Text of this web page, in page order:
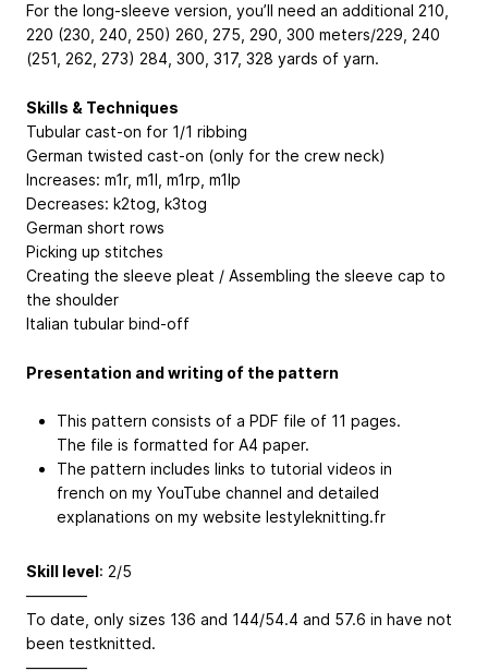
For the long-sleeve version, you’ll need an additional 210,
220 (230, 240, 250) 260, 275, 290, 300 meters/229, 240
(251, 262, 273) 284, 300, 317, 328 yards of yarn.
Skills & Techniques
Tubular cast-on for 1/1 ribbing
German twisted cast-on (only for the crew neck)
Increases: m1r, m1l, m1rp, m1lp
Decreases: k2tog, k3tog
German short rows
Picking up stitches
Creating the sleeve pleat / Assembling the sleeve cap to
the shoulder
Italian tubular bind-off
Presentation and writing of the pattern
This pattern consists of a PDF file of 11 pages.
The file is formatted for A4 paper.
The pattern includes links to tutorial videos in
french on my YouTube channel and detailed
explanations on my website lestyleknitting.fr
Skill level: 2/5
————
To date, only sizes 136 and 144/54.4 and 57.6 in have not
been testknitted.